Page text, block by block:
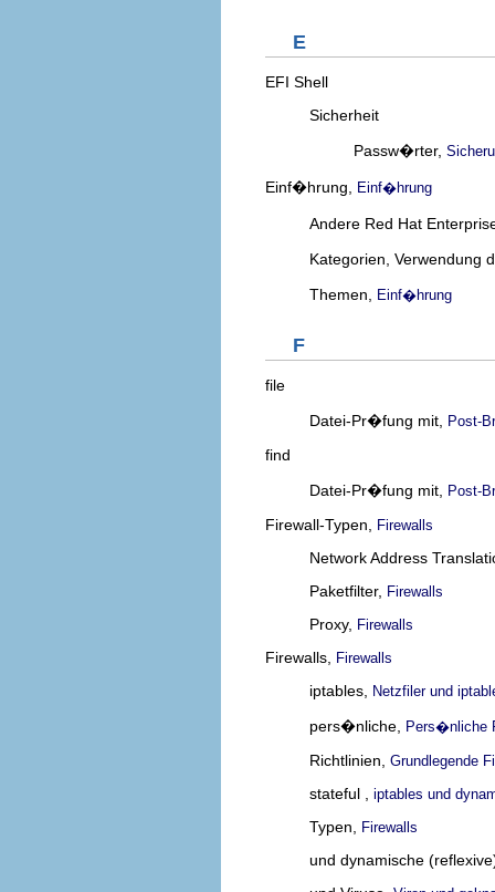
E
EFI Shell
Sicherheit
Passw�rter,
Einf�hrung, Einf�hrung
Andere Red Hat
Kategorien, Verwendung
Themen,
Einf�hrung
F
file
Datei-Pr�fung mit, Post-
find
Datei-Pr�fung mit, Post-
Firewall-Typen, Firewalls
Network Address
Paketfilter, Firewalls
Proxy, Firewalls
Firewalls, Firewalls
iptables, Netzfiler und
pers�nliche, Pers�nliche
Richtlinien, Grundlegende
stateful , iptables und
Typen, Firewalls
und dynamische